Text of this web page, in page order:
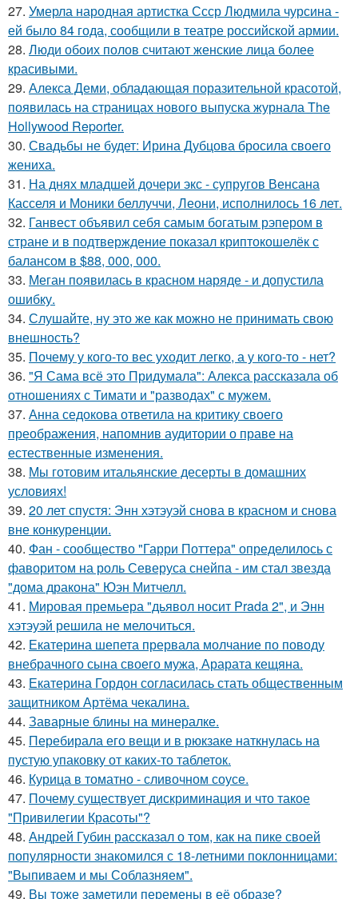
27. Умерла народная артистка Ссср Людмила чурсина -
ей было 84 года, сообщили в театре российской армии.
28. Люди обоих полов считают женские лица более
красивыми.
29. Алекса Деми, обладающая поразительной красотой,
появилась на страницах нового выпуска журнала The
Hollywood Reporter.
30. Свадьбы не будет: Ирина Дубцова бросила своего
жениха.
31. На днях младшей дочери экс - супругов Венсана
Касселя и Моники беллуччи, Леони, исполнилось 16 лет.
32. Ганвест объявил себя самым богатым рэпером в
стране и в подтверждение показал криптокошелёк с
балансом в $88, 000, 000.
33. Меган появилась в красном наряде - и допустила
ошибку.
34. Слушайте, ну это же как можно не принимать свою
внешность?
35. Почему у кого-то вес уходит легко, а у кого-то - нет?
36. "Я Сама всё это Придумала": Алекса рассказала об
отношениях с Тимати и "разводах" с мужем.
37. Анна седокова ответила на критику своего
преображения, напомнив аудитории о праве на
естественные изменения.
38. Мы готовим итальянские десерты в домашних
условиях!
39. 20 лет спустя: Энн хэтэуэй снова в красном и снова
вне конкуренции.
40. Фан - сообщество "Гарри Поттера" определилось с
фаворитом на роль Северуса снейпа - им стал звезда
"дома дракона" Юэн Митчелл.
41. Мировая премьера "дьявол носит Prada 2", и Энн
хэтэуэй решила не мелочиться.
42. Екатерина шепета прервала молчание по поводу
внебрачного сына своего мужа, Арарата кещяна.
43. Екатерина Гордон согласилась стать общественным
защитником Артёма чекалина.
44. Заварные блины на минералке.
45. Перебирала его вещи и в рюкзаке наткнулась на
пустую упаковку от каких-то таблеток.
46. Курица в томатно - сливочном соусе.
47. Почему существует дискриминация и что такое
"Привилегии Красоты"?
48. Андрей Губин рассказал о том, как на пике своей
популярности знакомился с 18-летними поклонницами:
"Выпиваем и мы Соблазняем".
49. Вы тоже заметили перемены в её образе?